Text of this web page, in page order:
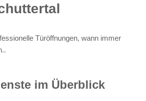
Türöffnungen, wann immer
im Überblick